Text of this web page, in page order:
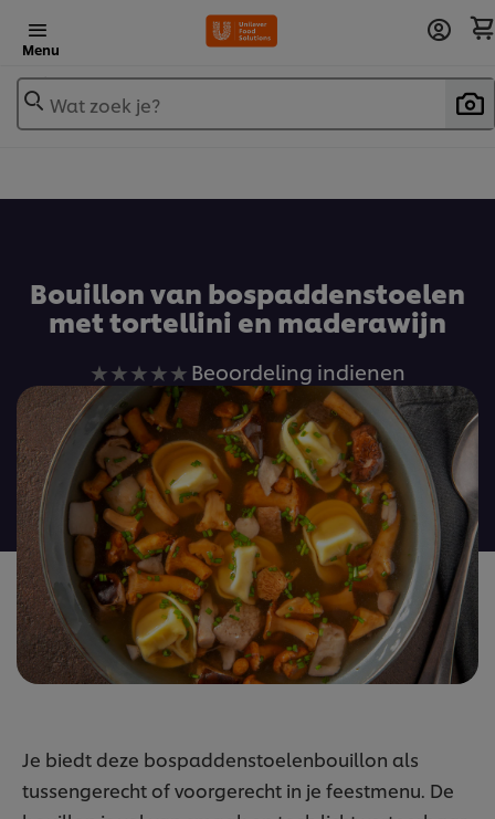
Menu
Wat zoek je?
Bouillon van bospaddenstoelen
met tortellini en maderawijn
Geen
beoordelingen
ingediend
voor
deze
recipe
Beoordeling indienen
Je biedt deze bospaddenstoelenbouillon als
tussengerecht of voorgerecht in je feestmenu. De